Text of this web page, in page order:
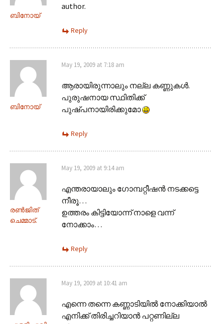
ബിനോയ്
author.
Reply
ബിനോയ്
May 19, 2009 at 7:18 am
ആരായിരുന്നാലും നല്ല കണ്ണുകള്‍.
പുരുഷനായ സ്ഥിതിക്ക്
പുഷ്പനായിരിക്കുമോ
Reply
രണ്‍ജിത്
ചെമ്മാട്.
May 19, 2009 at 9:14 am
എന്തരായാലും ഗോമ്പറ്റീഷന്‍ നടക്കട്ടെ
നീരൂ…
ഉത്തരം കിട്ടിയോന്ന് നാളെ വന്ന്
നോക്കാം…
Reply
May 19, 2009 at 10:41 am
എന്നെ തന്നെ കണ്ണാടിയില്‍ നോക്കിയാല്‍
എനിക്ക് തിരിച്ചറിയാന്‍ പറ്റണില്ല